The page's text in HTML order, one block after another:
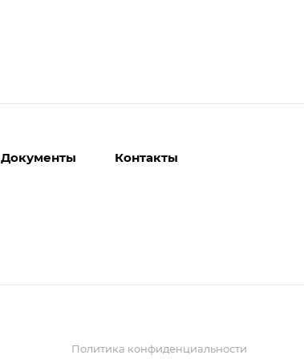
Документы Контакты
Политика конфиденциальности